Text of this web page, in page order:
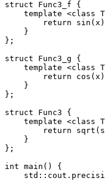
struct Func3_f {
template <class
return
    }
};
struct Func3_g {
template <class
return
    }
};
struct Func3 {
template <class
return
    }
};
int main() {